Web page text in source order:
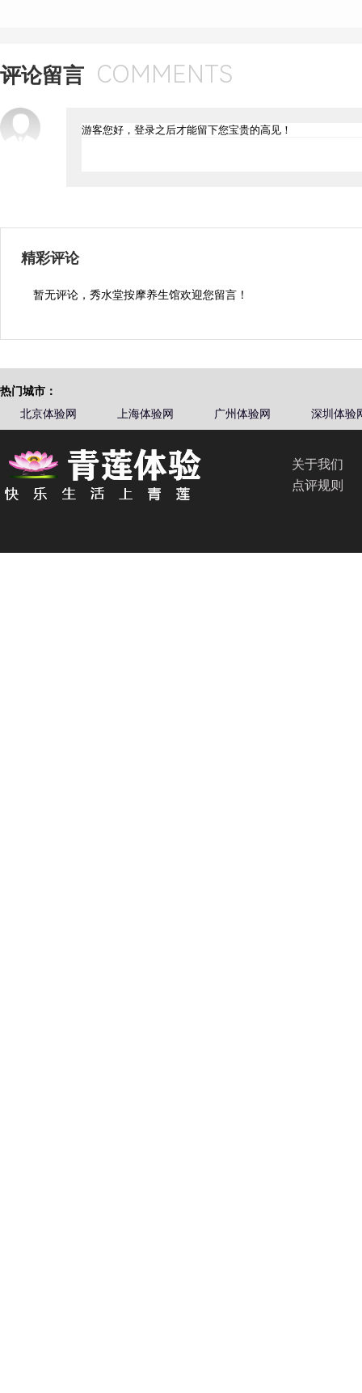
评论留言 COMMENTS
精彩评论
暂无评论，秀水堂按摩养生馆欢迎您留言！
热门城市：
北京体验网
上海体验网 广州体验网 深圳体验
关于我们
点评规则